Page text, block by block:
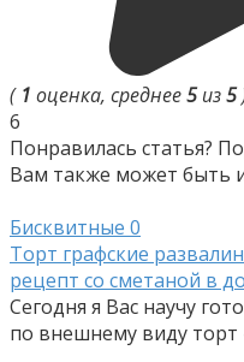
( 1 оценка, среднее5из5
6
Понравилась статья?
Вам также может быть
Бисквитные 0
Торт графские
рецепт со сметаной в
Сегодня я Вас научу
по внешнему виду торт